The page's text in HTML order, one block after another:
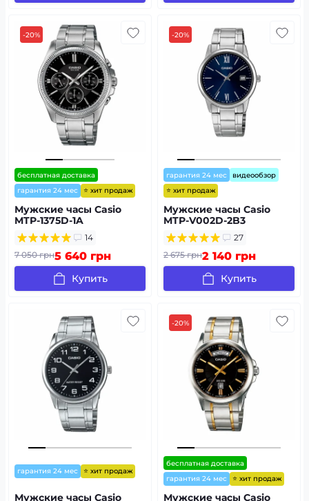
-20%
бесплатная доставка
гарантия 24 мес
⭐ хит продаж
Мужские часы Casio
MTP-1375D-1A
14
7 050 грн5 640 грн
Купить
-20%
гарантия 24 мес
видеообзор
⭐ хит продаж
Мужские часы Casio
MTP-V002D-2B3
27
2 675 грн2 140 грн
Купить
гарантия 24 мес ⭐ хит продаж
Мужские часы Casio
-20%
бесплатная доставка
гарантия 24 мес
⭐ хит продаж
Мужские часы Casio